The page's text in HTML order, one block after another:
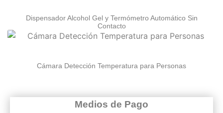
Dispensador Alcohol Gel y Termómetro Automático Sin
Contacto
Cámara Detección Temperatura para Personas
Medios de Pago